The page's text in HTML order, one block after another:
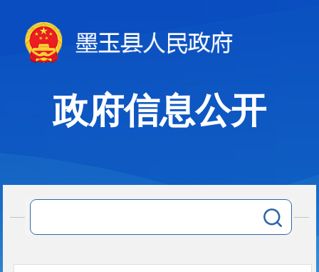
政府信息公开